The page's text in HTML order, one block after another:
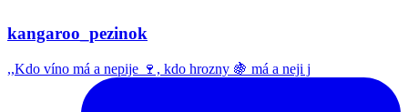
kangaroo_pezinok
,,Kdo víno má a nepije 🍷, kdo hrozny 🍇 má a neji j